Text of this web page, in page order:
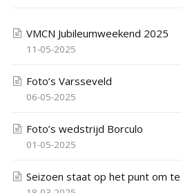
VMCN Jubileumweekend 2025
11-05-2025
Foto’s Varsseveld
06-05-2025
Foto’s wedstrijd Borculo
01-05-2025
Seizoen staat op het punt om